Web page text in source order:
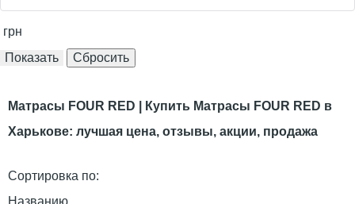
грн
Матрасы FOUR RED | Купить Матрасы FOUR RED в
Харькове: лучшая цена, отзывы, акции, продажа
Сортировка по:
Названию